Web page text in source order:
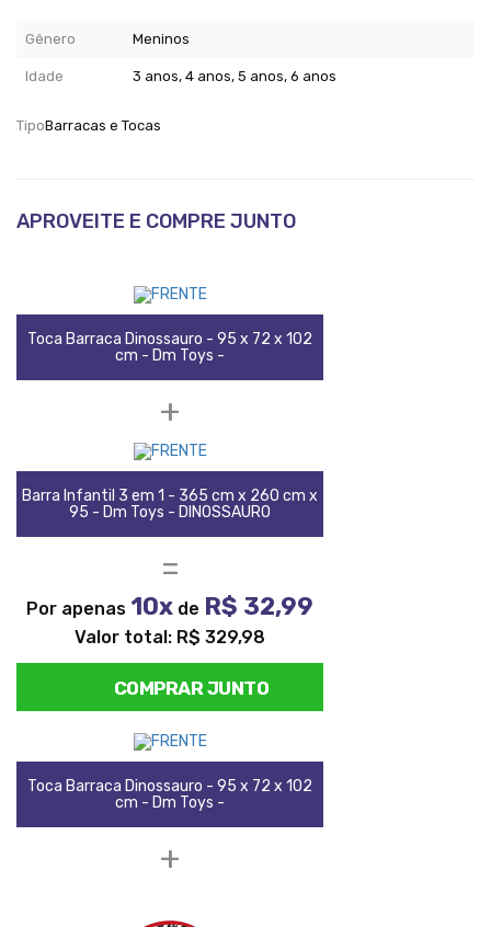
Gênero Meninos
Idade 3 anos, 4 anos, 5 anos, 6 anos
TipoBarracas e Tocas
APROVEITE E COMPRE JUNTO
Toca Barraca Dinossauro - 95 x 72 x 102
cm - Dm Toys -
+
Barra Infantil 3 em 1 - 365 cm x 260 cm x
95 - Dm Toys - DINOSSAURO
=
Por apenas 10x de R$ 32,99
Valor total: R$ 329,98
COMPRAR JUNTO
Toca Barraca Dinossauro - 95 x 72 x 102
cm - Dm Toys -
+